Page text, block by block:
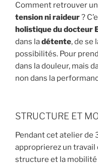
Comment retrouver un
tension ni raideur?
holistique du docteur
dans ladétente, de se
possibilités. Pour
dans la douleur, mais
non dans la
STRUCTURE ET
Pendant cet atelier de
approprierez un
structure et la mobilité